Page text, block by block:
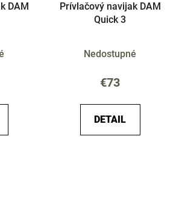
DAM
Prívlačový navijak DAM
Quick 3
Nedostupné
€73
DETAIL